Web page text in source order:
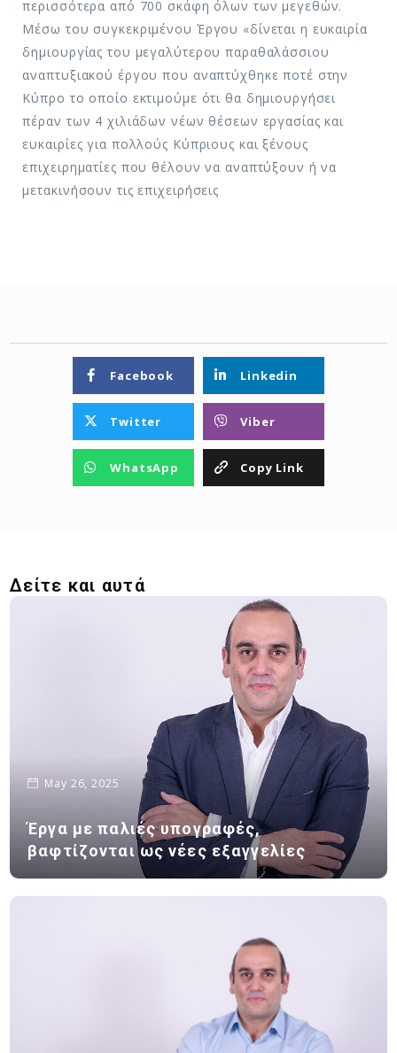
περισσότερα από 700 σκάφη όλων των μεγεθών.
Μέσω του συγκεκριμένου Έργου «δίνεται η ευκαιρία
δημιουργίας του μεγαλύτερου παραθαλάσσιου
αναπτυξιακού έργου που αναπτύχθηκε ποτέ στην
Κύπρο το οποίο εκτιμούμε ότι θα δημιουργήσει
πέραν των 4 χιλιάδων νέων θέσεων εργασίας και
ευκαιρίες για πολλούς Κύπριους και ξένους
επιχειρηματίες που θέλουν να αναπτύξουν ή να
μετακινήσουν τις επιχειρήσεις
Facebook Linkedin
Twitter Viber
WhatsApp Copy Link
Δείτε και αυτά
May 26, 2025
Έργα με παλιές υπογραφές,
βαφτίζονται ως νέες εξαγγελίες